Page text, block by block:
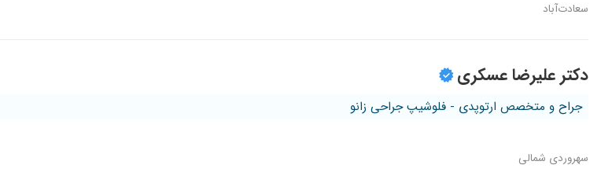
سعادت‌آباد
دکتر علیرضا عسکری
جراح و متخصص ارتوپدی - فلوشیپ جراحی زانو
سهروردی شمالی